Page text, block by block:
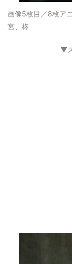
画像5枚目／8枚ア
宮、柊
▼